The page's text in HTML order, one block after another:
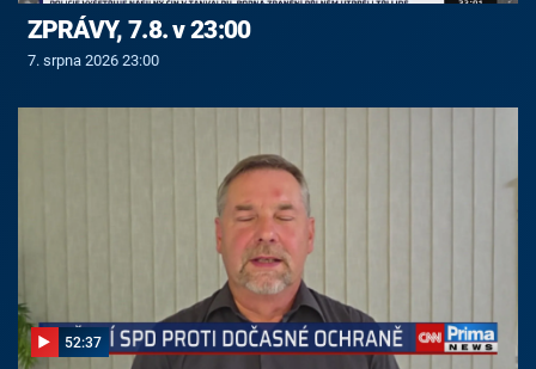
ZPRÁVY, 7.8. v 23:00
7. srpna 2026 23:00
52:37